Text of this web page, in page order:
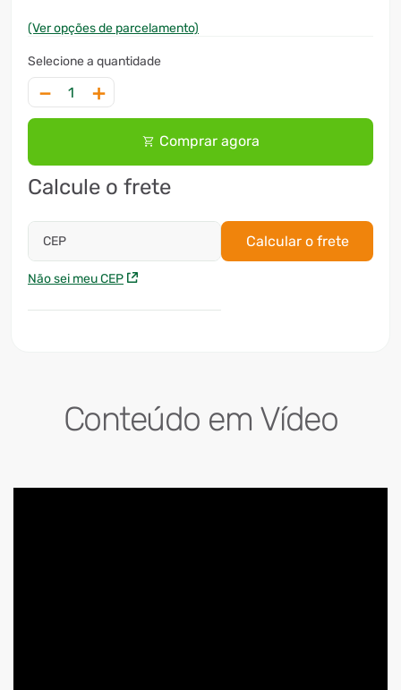
(Ver opções de parcelamento)
＋
－
Comprar agora
Calcule o frete
CEP
Não sei meu CEP
Calcular o frete
Conteúdo em Vídeo